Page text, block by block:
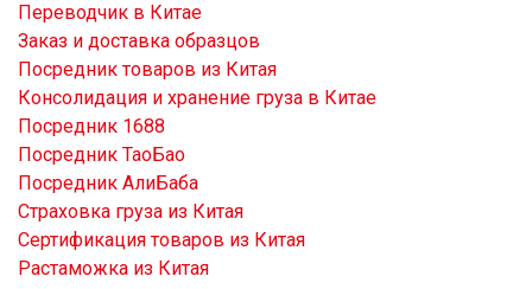
Переводчик в Китае
Заказ и доставка образцов
Посредник товаров из Китая
Консолидация и хранение груза в Китае
Посредник 1688
Посредник ТаоБао
Посредник АлиБаба
Страховка груза из Китая
Сертификация товаров из Китая
Растаможка из Китая